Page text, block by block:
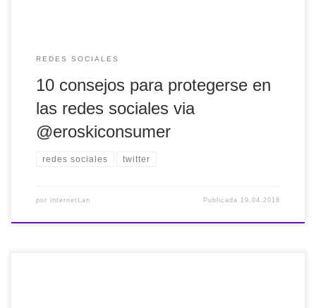
REDES SOCIALES
10 consejos para protegerse en
las redes sociales via
@eroskiconsumer
redes sociales twitter
por internetLan Publicada 19.04.2018